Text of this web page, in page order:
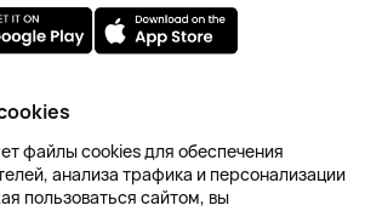
© DoBuy. Все права защищены
обработки персональных данных
соглашение
Оферта
Создание сайта – NetLab
файлы cookies для обеспечения
анализа трафика и персонализации
пользоваться сайтом, вы